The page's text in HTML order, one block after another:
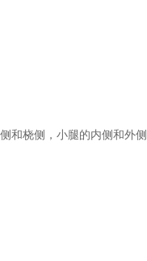
和桡侧，小腿的内侧和外侧